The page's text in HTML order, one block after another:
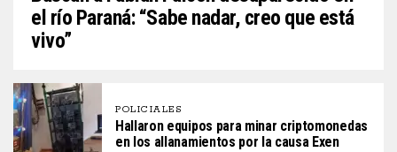
el río Paraná: “Sabe nadar, creo que está
vivo”
POLICIALES
Hallaron equipos para minar criptomonedas
en los allanamientos por la causa Exen